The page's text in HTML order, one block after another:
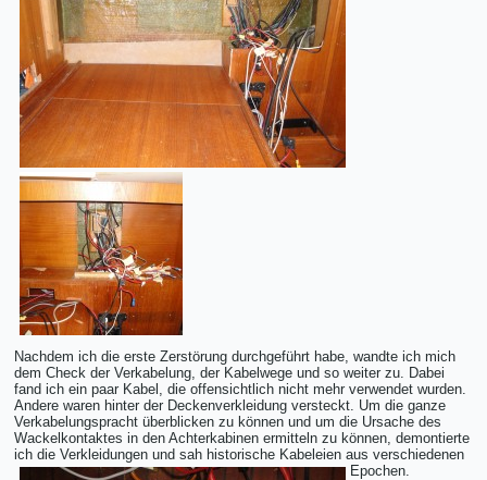
Nachdem ich die erste Zerstörung durchgeführt habe, wandte ich mich
dem Check der Verkabelung, der Kabelwege und so weiter zu. Dabei
fand ich ein paar Kabel, die offensichtlich nicht mehr verwendet wurden.
Andere waren hinter der Deckenverkleidung versteckt. Um die ganze
Verkabelungspracht überblicken zu können und um die Ursache des
Wackelkontaktes in den Achterkabinen ermitteln zu können, demontierte
ich die Verkleidungen und sah historische Kabeleien aus verschiedenen
Epochen.